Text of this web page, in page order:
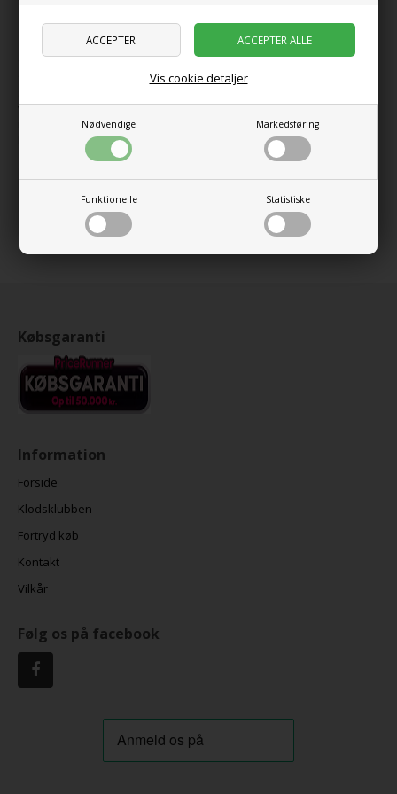
Nødvendige Markedsføring
Funktionelle Statistiske
Vis cookie detaljer
Indeholder 778 dele og tre figurer.
Gør dig klar til livet på vejene, når du tager med Liann, Autumn og
Olly på eventyr i autocamperen. Køretøjet har alt, hvad vennerne
skal bruge til en sjov tur, inklusive en cykel og et picnicbord. Åbn
vognen for at finde senge, køkken og toilet –se skidtet forsvinde,
når toilettet skyller ud! Se! Her er også en fritteven, som finder et
hyggeligt hul at sove i. Livet i en autocamper er så sjovt!
Udgivet år
2025
Udgår år
2026
Købsgaranti
Information
Forside
Klodsklubben
Fortryd køb
Kontakt
Vilkår
Følg os på facebook